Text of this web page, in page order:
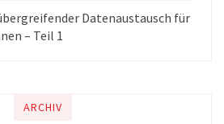
Datenaustausch für
– Teil 1
ARCHIV